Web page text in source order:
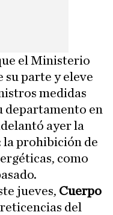
el Ministerio
su parte y eleve
medidas
departamento en
ayer la
la prohibición de
como
jueves, Cuerpo
del